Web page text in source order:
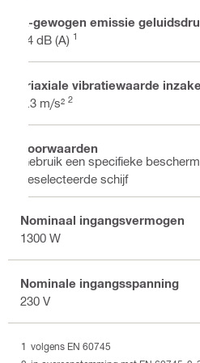
A-gewogen emissie
94 dB (A) 1
Triaxiale vibratiewaarde
5.3 m/s² 2
Voorwaarden
Gebruik een specifieke
geselecteerde schijf
Nominaal ingangsvermogen
1300 W
Nominale ingangsspanning
230 V
volgens EN 60745